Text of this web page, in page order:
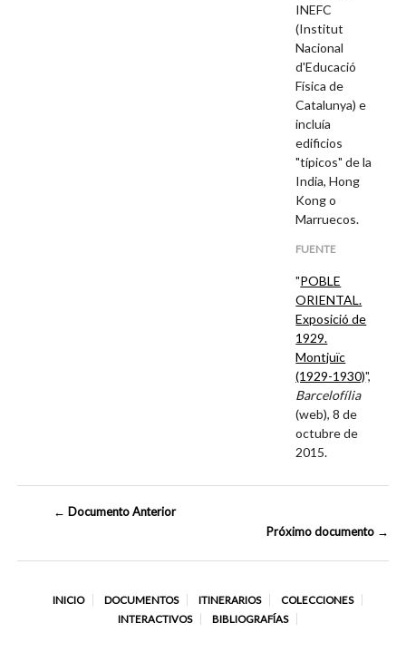
INEFC
(Institut
Nacional
d'Educació
Física de
Catalunya) e
incluía
edificios
"típicos" de la
India, Hong
Kong o
Marruecos.
FUENTE
"POBLE
ORIENTAL.
Exposició de
1929.
Montjuïc
(1929-1930)",
Barcelofília
(web), 8 de
octubre de
2015.
← Documento Anterior
Próximo documento →
INICIO DOCUMENTOS ITINERARIOS
COLECCIONES
INTERACTIVOS
BIBLIOGRAFÍAS